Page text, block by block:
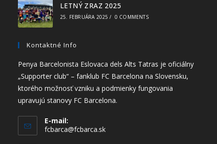
LETNÝ ZRAZ 2025
25. FEBRUÁRA 2025 / 0 COMMENTS
Kontaktné Info
Penya Barcelonista Eslovaca dels Alts Tatras je oficiálny
„Supporter club“ – fanklub FC Barcelona na Slovensku,
ktorého možnosť vzniku a podmienky fungovania
upravujú stanovy FC Barcelona.
E-mail:
fcbarca@fcbarca.sk